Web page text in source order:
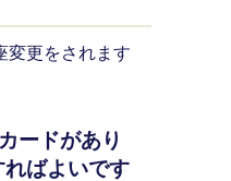
変更をされます
ードがあり
ばよいです